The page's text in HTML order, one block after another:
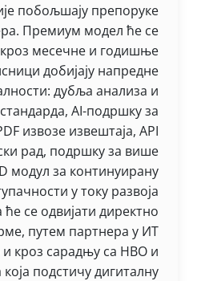
побољшају препоруке
Премиум модел ће се
месечне и годишње
добијају напредне
дубља анализа и
AI-подршку за
извозе извештаја, API
рад, подршку за више
модул за континуирану
у току развоја
се одвијати директно
путем партнера у ИТ
и кроз сарадњу са НВО и
подстичу дигиталну